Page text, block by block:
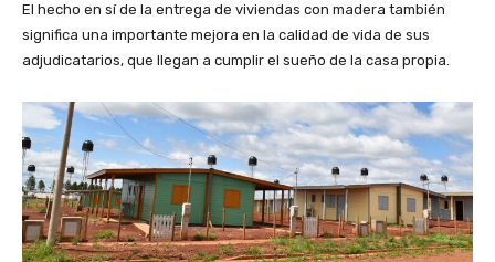
El hecho en sí de la entrega de viviendas con madera también
significa una importante mejora en la calidad de vida de sus
adjudicatarios, que llegan a cumplir el sueño de la casa propia.